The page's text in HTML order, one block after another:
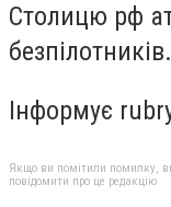
Столицю рф
безпілотників.
Інформує
Якщо ви помітили помилку,
повідомити про це редакцію